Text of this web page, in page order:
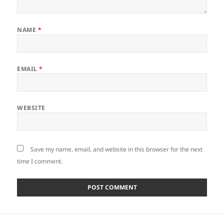
NAME *
EMAIL*
WEBSITE
Save my name, email, and website in this browser for the next
time I comment.